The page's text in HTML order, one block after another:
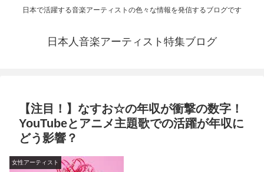
日本で活躍する音楽アーティストの色々な情報を発信するブログです
日本人音楽アーティスト特集ブログ
【注目！】なすお☆の年収が衝撃の数字！
YouTubeとアニメ主題歌での活躍が年収に
どう影響？
女性アーティスト